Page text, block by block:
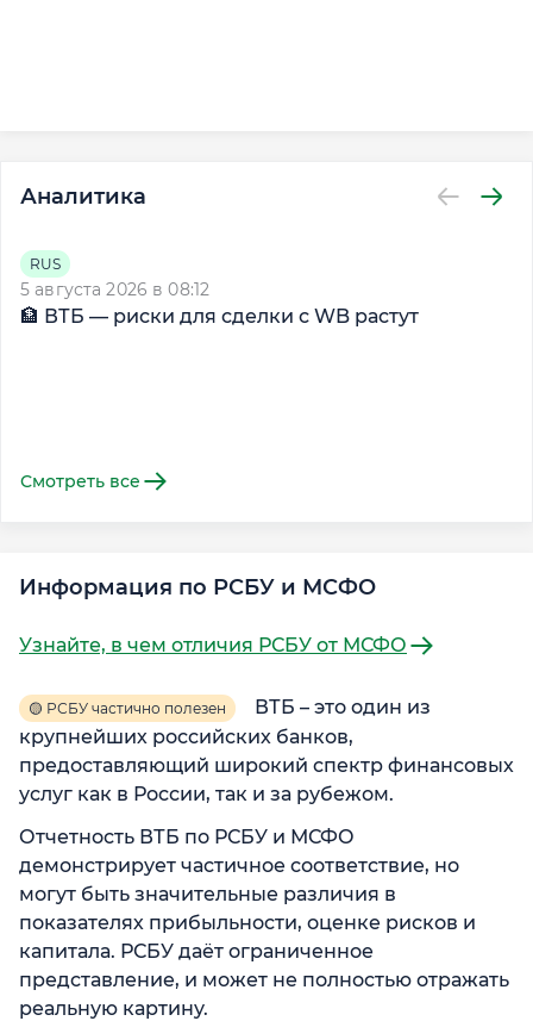
Аналитика
RUS
5 августа 2026 в 08:12
🏦 ВТБ — риски для сделки с WB растут
Смотреть все
Информация по РСБУ и МСФО
Узнайте, в чем отличия РСБУ от МСФО
🟡 РСБУ частично полезен
ВТБ – это один из
крупнейших российских банков,
предоставляющий широкий спектр финансовых
услуг как в России, так и за рубежом.
Отчетность ВТБ по РСБУ и МСФО
демонстрирует частичное соответствие, но
могут быть значительные различия в
показателях прибыльности, оценке рисков и
капитала. РСБУ даёт ограниченное
представление, и может не полностью отражать
реальную картину.